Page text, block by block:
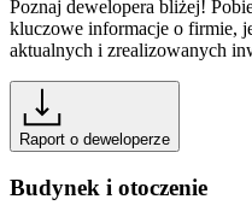
Poznaj dewelopera bliżej!
kluczowe informacje o firmie,
aktualnych i zrealizowanych
Raport o deweloperze
Budynek i otoczenie